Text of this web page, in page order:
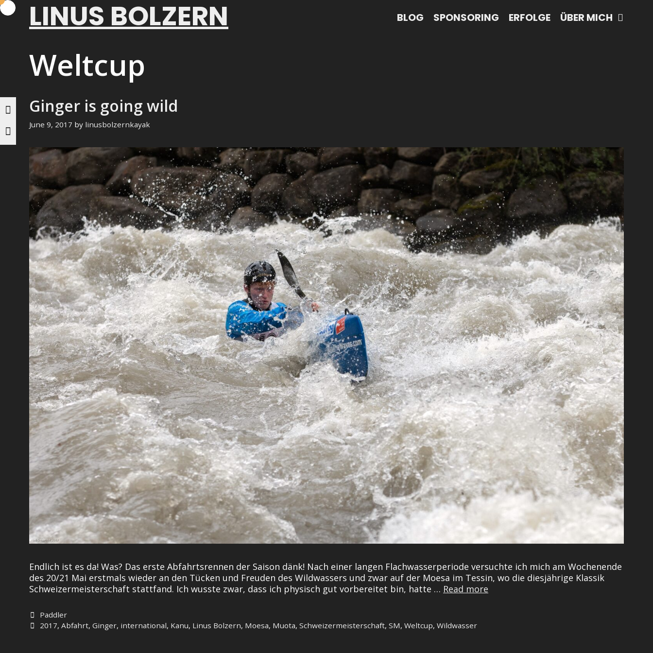
Skip
to
contentLINUS BOLZERN BLOG SPONSORING ERFOLGE ÜBER MICH
Weltcup
Ginger is going wild
June 9, 2017 by linusbolzernkayak
Endlich ist es da! Was? Das erste Abfahrtsrennen der Saison dänk! Nach einer langen Flachwasserperiode versuchte ich mich am Wochenende
des 20/21 Mai erstmals wieder an den Tücken und Freuden des Wildwassers und zwar auf der Moesa im Tessin, wo die diesjährige Klassik
Schweizermeisterschaft stattfand. Ich wusste zwar, dass ich physisch gut vorbereitet bin, hatte … Read more
Categories
Paddler
Tags
2017,Abfahrt,Ginger, international, Kanu, Linus Bolzern, Moesa, Muota,Schweizermeisterschaft,SM,Weltcup,Wildwasser